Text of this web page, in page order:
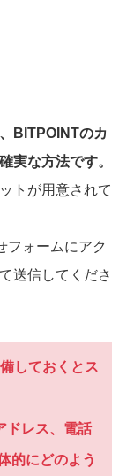
BITPOINTのカ
実な方法です。
トが用意されて
フォームにアク
送信してくださ
しておくとス
ドレス、電話
的にどのよう